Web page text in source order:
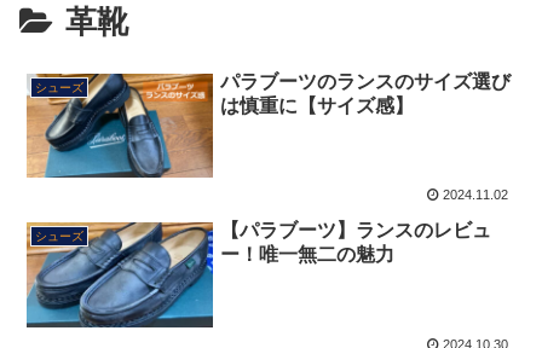
革靴
シューズ
パラブーツのランスのサイズ選び
は慎重に【サイズ感】
2024.11.02
シューズ
【パラブーツ】ランスのレビュ
ー！唯一無二の魅力
2024.10.30